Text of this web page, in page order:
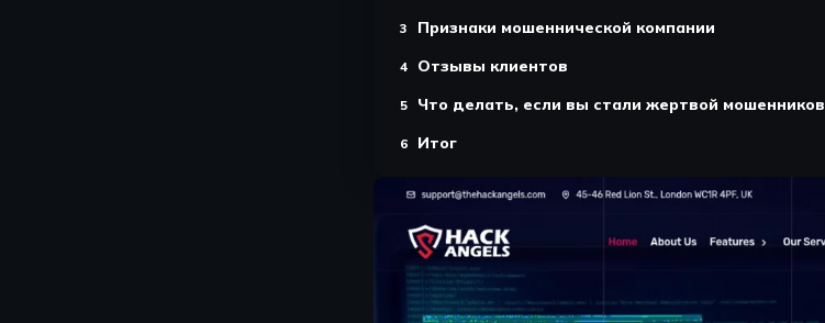
Признаки мошеннической компании
Отзывы клиентов
Что делать, если вы стали жертвой мошенников
Итог